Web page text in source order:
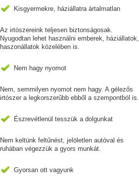
Kisgyermekre, háziállatra ártalmatlan
Az irtószereink teljesen biztonságosak.
Nyugodtan lehet használni emberek, háziállatok,
haszonállatok közelében is.
Nem hagy nyomot
Nem, semmilyen nyomot nem hagy. A gélezős
irtószer a legkorszerűbb ebből a szempontból is.
Észrevétlenül tesszük a dolgunkat
Nem keltünk feltűnést, jelöletlen autóval és
ruhában végezzük a gyors munkát.
Gyorsan ott vagyunk